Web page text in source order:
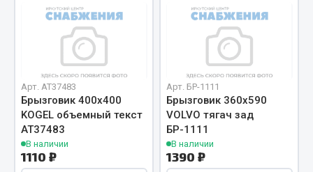
Система питания
Подвеска
Тормозная система
Окно ветровое
Двигатель
Электрооборудование
Показать ещё
Арт. AT37483
Брызговик 400х400
KOGEL объемный текст
АТ37483
В наличии
1110 ₽
Арт. БР-1111
Брызговик 360х590
VOLVO тягач зад
БР-1111
В наличии
1390 ₽